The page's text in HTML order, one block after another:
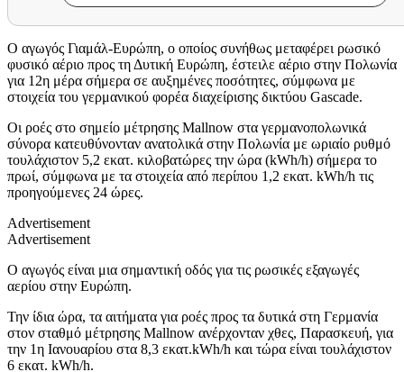
Ο αγωγός Γιαμάλ-Ευρώπη, ο οποίος συνήθως μεταφέρει ρωσικό
φυσικό αέριο προς τη Δυτική Ευρώπη, έστειλε αέριο στην Πολωνία
για 12η μέρα σήμερα σε αυξημένες ποσότητες, σύμφωνα με
στοιχεία του γερμανικού φορέα διαχείρισης δικτύου Gascade.
Οι ροές στο σημείο μέτρησης Mallnow στα γερμανοπολωνικά
σύνορα κατευθύνονταν ανατολικά στην Πολωνία με ωριαίο ρυθμό
τουλάχιστον 5,2 εκατ. κιλοβατώρες την ώρα (kWh/h) σήμερα το
πρωί, σύμφωνα με τα στοιχεία από περίπου 1,2 εκατ. kWh/h τις
προηγούμενες 24 ώρες.
Advertisement
Advertisement
Ο αγωγός είναι μια σημαντική οδός για τις ρωσικές εξαγωγές
αερίου στην Ευρώπη.
Την ίδια ώρα, τα αιτήματα για ροές προς τα δυτικά στη Γερμανία
στον σταθμό μέτρησης Mallnow ανέρχονταν χθες, Παρασκευή, για
την 1η Ιανουαρίου στα 8,3 εκατ.kWh/h και τώρα είναι τουλάχιστον
6 εκατ. kWh/h.